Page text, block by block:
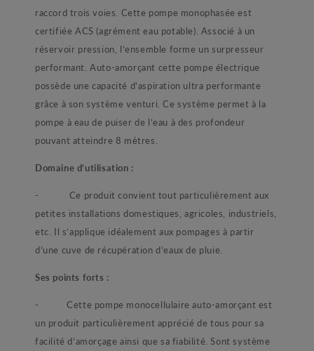
raccord trois voies. Cette pompe monophasée est
certifiée ACS (agrément eau potable). Associé à un
réservoir pression, l’ensemble forme un surpresseur
performant. Auto-amorçant cette pompe électrique
possède une capacité d’aspiration ultra performante
grâce à son système venturi. Ce système permet à la
pompe à eau de puiser de l’eau à des profondeur
pouvant atteindre 8 mètres.
Domaine d’utilisation :
- Ce produit convient tout particulièrement aux
petites installations domestiques, agricoles, industriels,
etc. Il s’applique idéalement aux pompages à partir
d’une cuve de récupération d’eaux de pluie.
Ses points forts :
- Cette pompe monocellulaire auto-amorçant est
un produit particulièrement apprécié de tous pour sa
facilité d’amorçage ainsi que sa fiabilité. Sont système